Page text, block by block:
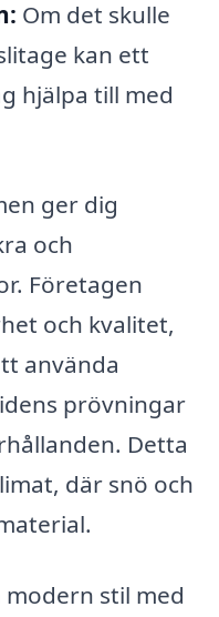
Om det skulle
kan ett
hjälpa till med
ger dig
och
Företagen
och kvalitet,
använda
prövningar
Detta
där snö och
stil med